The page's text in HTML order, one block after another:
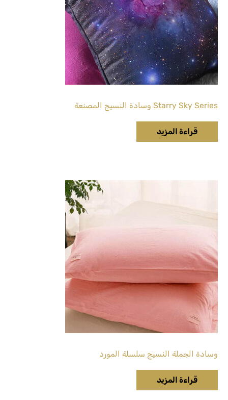
Starry Sky Series وسادة النسيج المصنعة
قراءة المزيد
وسادة الجملة النسيج سلسلة المورد
قراءة المزيد